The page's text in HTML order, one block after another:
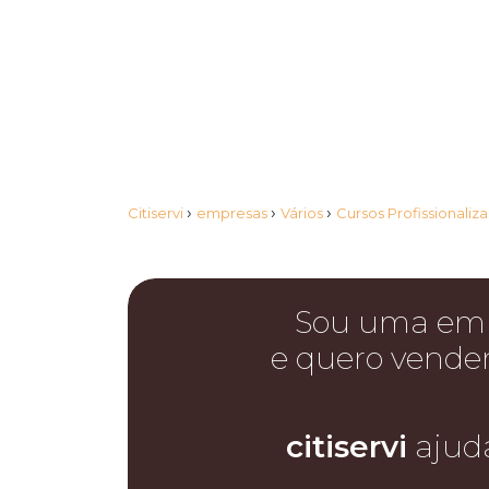
Citiservi › empresas › Vários › Cursos
Sou uma
e quero
citiservi